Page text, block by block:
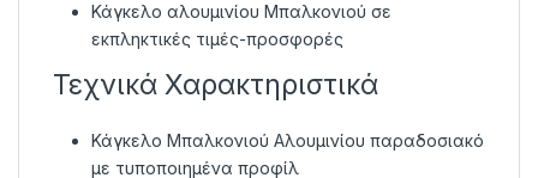
Κάγκελο αλουμινίου Μπαλκονιού σε
εκπληκτικές τιμές-προσφορές
Τεχνικά Χαρακτηριστικά
Κάγκελο Μπαλκονιού Αλουμινίου παραδοσιακό
με τυποποιημένα προφίλ